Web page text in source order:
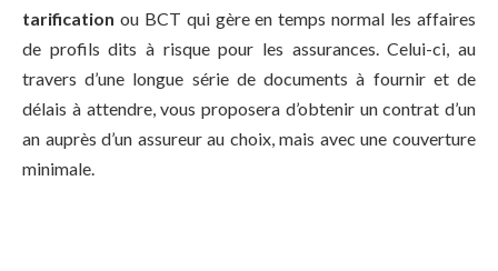
tarification ou BCT qui gère en temps normal les affaires
de profils dits à risque pour les assurances. Celui-ci, au
travers d’une longue série de documents à fournir et de
délais à attendre, vous proposera d’obtenir un contrat d’un
an auprès d’un assureur au choix, mais avec une couverture
minimale.